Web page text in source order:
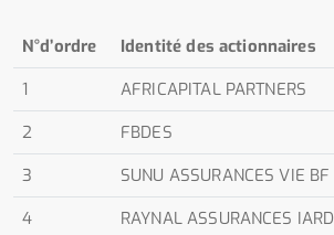
N°d’ordre Identité des actionnaires
1
AFRICAPITAL PARTNERS
2
FBDES
3
SUNU ASSURANCES VIE BF
4
RAYNAL ASSURANCES IARD